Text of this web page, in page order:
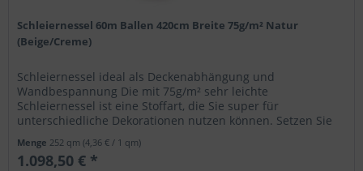
Schleiernessel 60m Ballen 420cm Breite 75g/m² Natur
(Beige/Creme)
Schleiernessel ideal als Deckenabhängung und
Wandbespannung Die mit 75g/m² sehr leichte
Schleiernessel ist eine Stoffart, die Sie super für
unterschiedliche Dekorationen nutzen können. Setzen Sie
Menge 252 qm(4,36 € / 1 qm)
1.098,50 € *